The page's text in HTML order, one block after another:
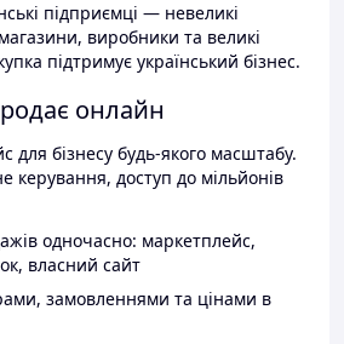
підприємці — невеликі
виробники та великі
підтримує український бізнес.
онлайн
для бізнесу будь-якого масштабу.
керування, доступ до мільйонів
одночасно: маркетплейс,
власний сайт
замовленнями та цінами в